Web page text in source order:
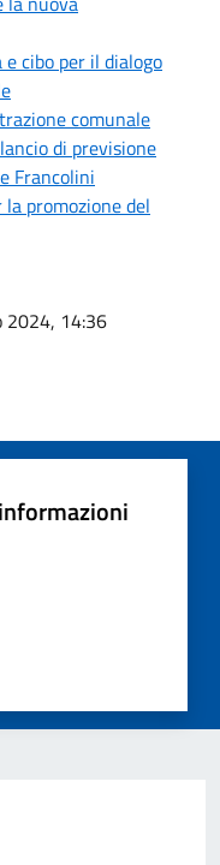
e cibo per il dialogo
comunale
di previsione
Francolini
promozione del
2024, 14:36